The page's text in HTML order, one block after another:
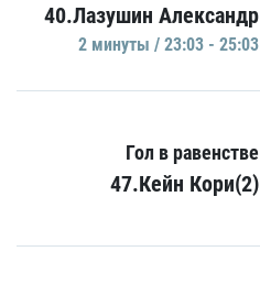
40.Лазушин Александр
2 минуты / 23:03 - 25:03
Гол в равенстве
47.Кейн Кори(2)